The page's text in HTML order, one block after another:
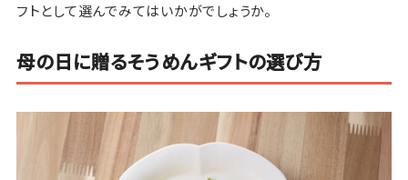
フトとして選んでみてはいかがでしょうか。
母の日に贈るそうめんギフトの選び方